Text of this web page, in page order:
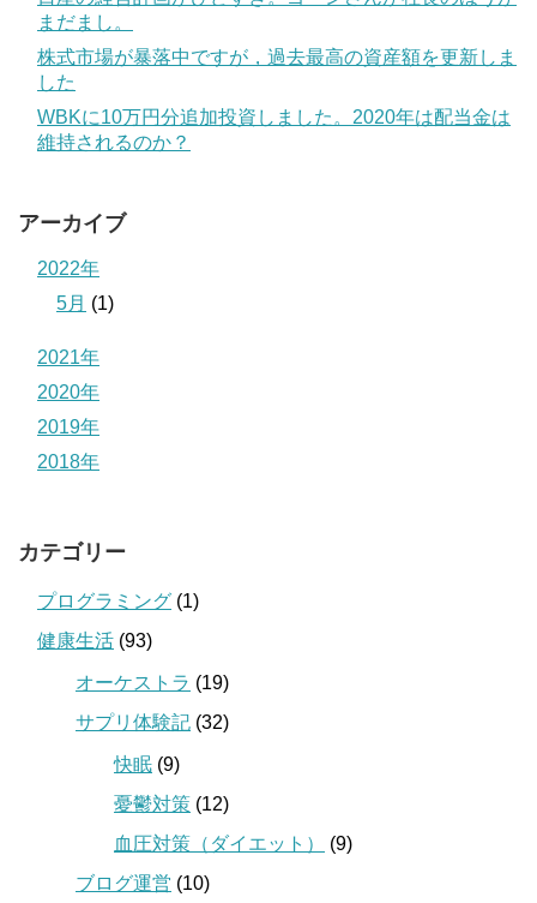
まだまし。
株式市場が暴落中ですが，過去最高の資産額を更新しま
した
WBKに10万円分追加投資しました。2020年は配当金は
維持されるのか？
アーカイブ
2022年
5月 (1)
2021年
2020年
2019年
2018年
カテゴリー
プログラミング (1)
健康生活 (93)
オーケストラ (19)
サプリ体験記 (32)
快眠 (9)
憂鬱対策 (12)
血圧対策（ダイエット）
(9)
ブログ運営 (10)